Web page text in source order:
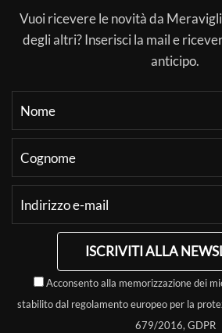
Vuoi ricevere le novità da
degli altri? Inserisci la mail e
anticipo.
ISCRIVITI ALLA
Acconsento alla memorizzazione dei
stabilito dal regolamento europeo per la
679/2016, GDPR